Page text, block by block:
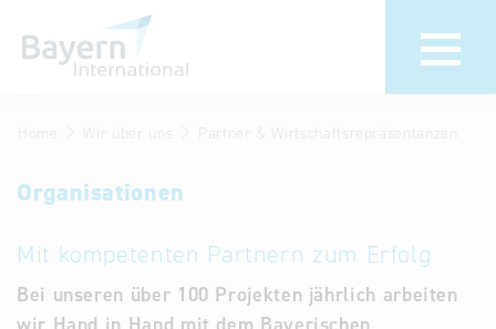
Wir über uns
Invest in Bavaria
Wirtschaftsrepräsentanzen
Publikationen
Termine &
Bayern
Home Wir über uns Partner & Wirtschaftsrepräsentanzen
Organisationen
Mit kompetenten Partnern zum Erfolg
Bei unseren über 100 Projekten jährlich arbeiten